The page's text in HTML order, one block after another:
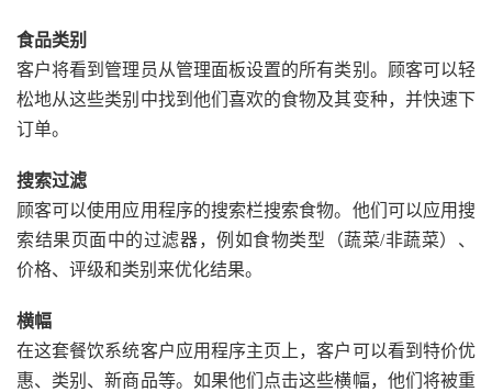
食品类别
客户将看到管理员从管理面板设置的所有类别。顾客可以轻
松地从这些类别中找到他们喜欢的食物及其变种，并快速下
订单。
搜索过滤
顾客可以使用应用程序的搜索栏搜索食物。他们可以应用搜
索结果页面中的过滤器，例如食物类型（蔬菜/非蔬菜）、
价格、评级和类别来优化结果。
横幅
在这套餐饮系统客户应用程序主页上，客户可以看到特价优
惠、类别、新商品等。如果他们点击这些横幅，他们将被重